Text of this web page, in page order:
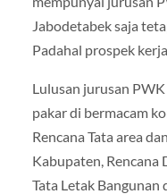
Jabodetabek saja
Padahal prospek
Lulusan jurusan
pakar di bermacam
Rencana Tata area
Kabupaten, Rencana
Tata Letak Bangunan